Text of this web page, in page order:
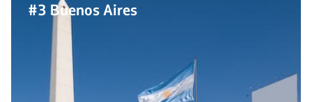
#3 Buenos Aires